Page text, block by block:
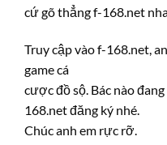
cứ gõ thẳng f-168.net
Truy cập vào f-168.net,
game cá
cược đồ sộ. Bác nào
168.net đăng ký nhé.
Chúc anh em rực rỡ.